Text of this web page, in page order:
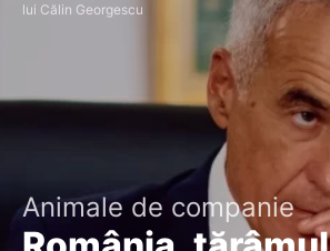
lui Călin Georgescu
Animale de companie